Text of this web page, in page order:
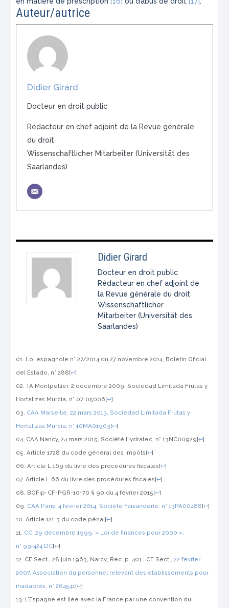
Auteur/autrice
Didier Girard
Docteur en droit public
Rédacteur en chef adjoint de la Revue générale
du droit
Wissenschaftlicher Mitarbeiter (Universität des
Saarlandes)
Didier Girard
Docteur en droit public
Rédacteur en chef adjoint de
la Revue générale du droit
Wissenschaftlicher
Mitarbeiter (Universität des
Saarlandes)
Loi espagnole n° 27/2014 du 27 novembre 2014, Boletín Oficial
del Estado, n° 288[↩]
TA Montpellier, 2 décembre 2009, Sociedad Limitada Frutas y
Hortalizas Murcia , n° 07‑05006[↩]
CAA Marseille, 22 mars 2013, Sociedad Limitada Frutas y
Hortalizas Murcia , n° 10MA01903[↩]
CAA Nancy, 24 mars 2015, Société Hydratec , n° 13NC00929[↩]
Article 1728 du code général des impôts[↩]
Article L.169 du livre des procédures fiscales[↩]
Article L.66 du livre des procédures fiscales[↩]
BOFip-CF-PGR-10-70 § 90 du 4 février 2015[↩]
CAA Paris, 4 février 2014, Société Faisanderie , n° 13PA00488[↩]
Article 121‑3 du code pénal[↩]
CC, 29 décembre 1999, « Loi de finances pour 2000 »
n° 99‑424 DC[↩]
CE Sect., 28 juin 1963, Narcy , Rec. p. 401 ; CE Sect.,22 février
2007, Association du personnel relevant des établissements pour
inadaptés, n° 264541 [↩]
L’Espagne est liée avec la France par une convention du